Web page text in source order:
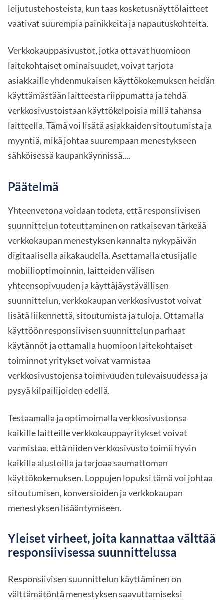
leijutustehosteista, kun taas kosketusnäyttölaitteet
vaativat suurempia painikkeita ja napautuskohteita.
Verkkokauppasivustot, jotka ottavat huomioon
laitekohtaiset ominaisuudet, voivat tarjota
asiakkaille yhdenmukaisen käyttökokemuksen heidän
käyttämästään laitteesta riippumatta ja tehdä
verkkosivustoistaan käyttökelpoisia millä tahansa
laitteella. Tämä voi lisätä asiakkaiden sitoutumista ja
myyntiä, mikä johtaa suurempaan menestykseen
sähköisessä kaupankäynnissä....
Päätelmä
Yhteenvetona voidaan todeta, että responsiivisen
suunnittelun toteuttaminen on ratkaisevan tärkeää
verkkokaupan menestyksen kannalta nykypäivän
digitaalisella aikakaudella. Asettamalla etusijalle
mobiilioptimoinnin, laitteiden välisen
yhteensopivuuden ja käyttäjäystävällisen
suunnittelun, verkkokaupan verkkosivustot voivat
lisätä liikennettä, sitoutumista ja tuloja. Ottamalla
käyttöön responsiivisen suunnittelun parhaat
käytännöt ja ottamalla huomioon laitekohtaiset
toiminnot yritykset voivat varmistaa
verkkosivustojensa toimivuuden tulevaisuudessa ja
pysyä kilpailijoiden edellä.
Testaamalla ja optimoimalla verkkosivustonsa
kaikille laitteille verkkokauppayritykset voivat
varmistaa, että niiden verkkosivusto toimii hyvin
kaikilla alustoilla ja tarjoaa saumattoman
käyttökokemuksen. Loppujen lopuksi tämä voi johtaa
sitoutumisen, konversioiden ja verkkokaupan
menestyksen lisääntymiseen.
Yleiset virheet, joita kannattaa välttää
responsiivisessa suunnittelussa
Responsiivisen suunnittelun käyttäminen on
välttämätöntä menestyksen saavuttamiseksi